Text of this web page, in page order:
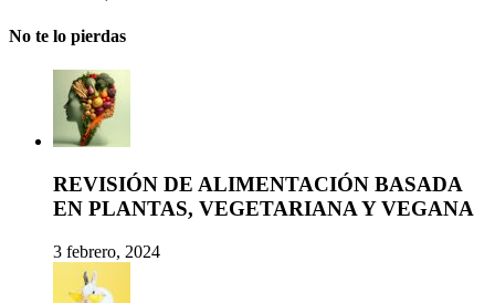
No te lo pierdas
REVISIÓN DE ALIMENTACIÓN BASADA
EN PLANTAS, VEGETARIANA Y VEGANA
3 febrero, 2024